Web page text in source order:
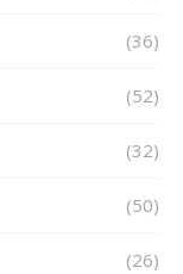
(36)
(52)
(32)
(50)
(26)